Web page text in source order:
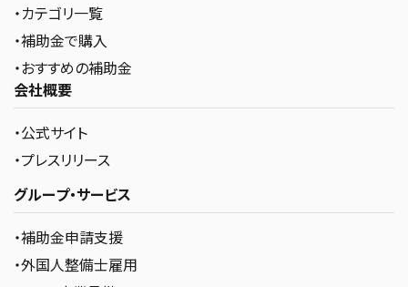
・カテゴリ一覧
・補助金で購入
・おすすめの補助金
会社概要
・公式サイト
・プレスリリース
グループ・サービス
・補助金申請支援
・外国人整備士雇用